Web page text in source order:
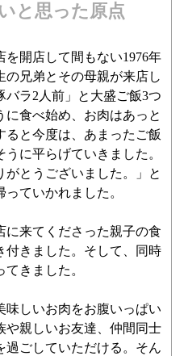
と思った原点
を開店して間もない1976年
兄弟とその母親が来店し
バラ2人前」と大盛ご飯3つ
に食べ始め、お肉はあっと
ると今度は、あまったご飯
に平らげていきました。
がとうございました。」と
ていかれました。
に来てくださった親子の食
付きました。そして、同時
きました。
味しいお肉をお腹いっぱい
や親しいお友達、仲間同士
過ごしていただける。そん